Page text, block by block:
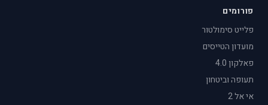
פורומים
פלייט סימולטור
מועדון הטייסים
פאלקון 4.0
תעופה וביטחון
אי אל 2